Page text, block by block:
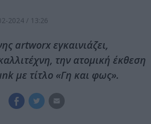
2024 / 13:26
artworx εγκαινιάζει,
την ατομική έκθεση
με τίτλο «Γη και φως».